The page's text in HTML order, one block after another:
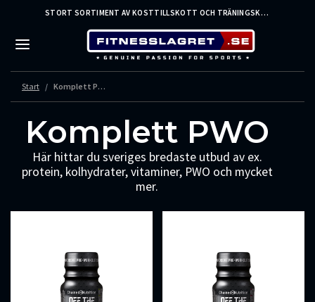
STORT SORTIMENT AV KOSTTILLSKOTT OCH TRÄNINGSKLÄDER FRÅN LEDANDE VARUMÄRKEN – SNABB LEVERANS
Start Komplett PWO
Komplett PWO
Här hittar du sveriges bredaste utbud av ex.
protein, kolhydrater, vitaminer, PWO och mycket
mer.